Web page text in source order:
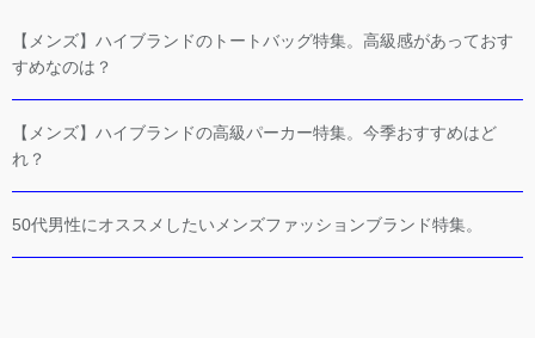
【メンズ】ハイブランドのトートバッグ特集。高級感があっておす
すめなのは？
【メンズ】ハイブランドの高級パーカー特集。今季おすすめはど
れ？
50代男性にオススメしたいメンズファッションブランド特集。